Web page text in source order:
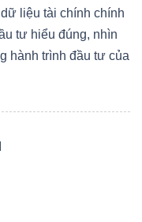
liệu tài chính chính
tư hiểu đúng, nhìn
hành trình đầu tư của